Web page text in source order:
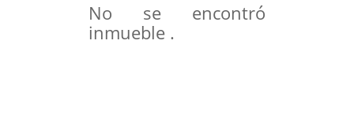
No se encontró
inmueble .